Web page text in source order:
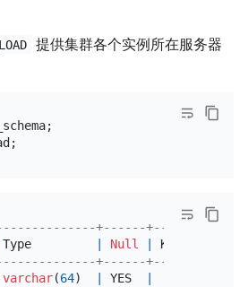
提供集群各个实例所在服务器
+------+------
Type Null Key
+------+------
varchar(64) YES